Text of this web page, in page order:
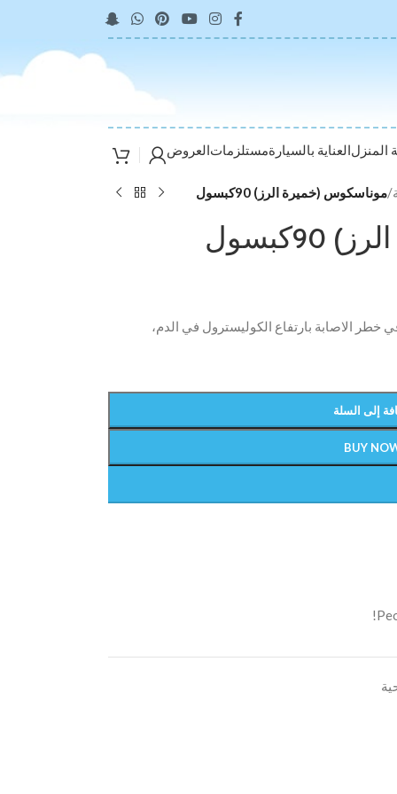
المنزلالعناية بالسيارةمستلزماتالعروض
/موناسكوس (خميرة الرز) 90كبسول
الاصابة بارتفاع الكوليسترول في الدم،
إلى السلة
BUY